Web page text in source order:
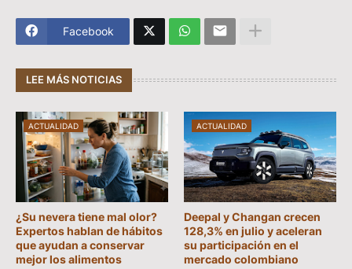
Facebook
LEE MÁS NOTICIAS
ACTUALIDAD
¿Su nevera tiene mal olor?
Expertos hablan de hábitos
que ayudan a conservar
mejor los alimentos
ACTUALIDAD
Deepal y Changan crecen
128,3% en julio y aceleran
su participación en el
mercado colombiano